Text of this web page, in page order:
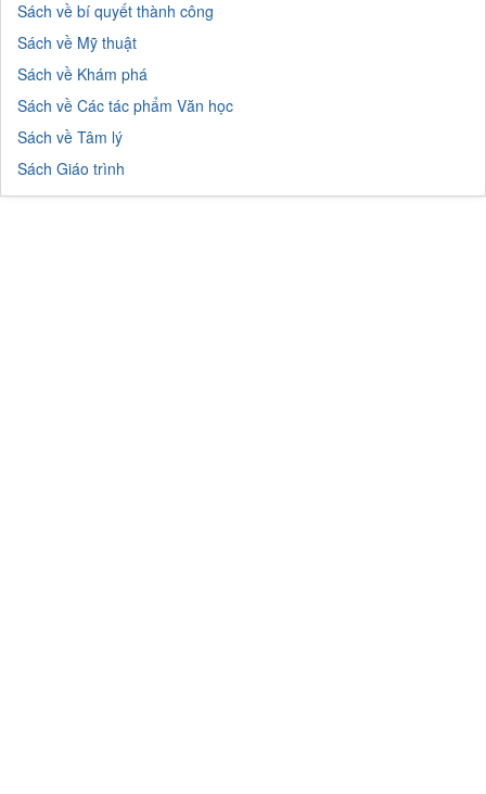
Sách về bí quyết thành công
Sách về Mỹ thuật
Sách về Khám phá
Sách về Các tác phẩm Văn học
Sách về Tâm lý
Sách Giáo trình